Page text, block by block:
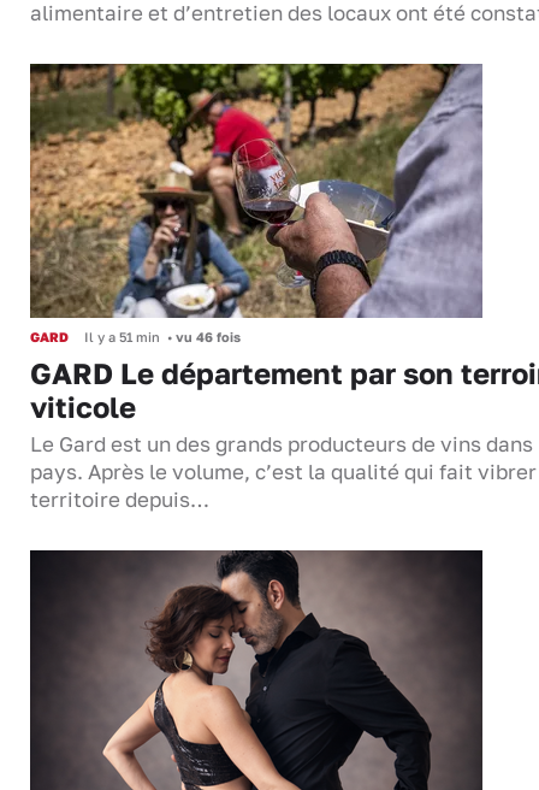
alimentaire et d’entretien des locaux ont été
GARD Il y a 51 min • vu 46 fois
GARD Le département par son
viticole
Le Gard est un des grands producteurs de vins dans
pays. Après le volume, c’est la qualité qui fait
territoire depuis…